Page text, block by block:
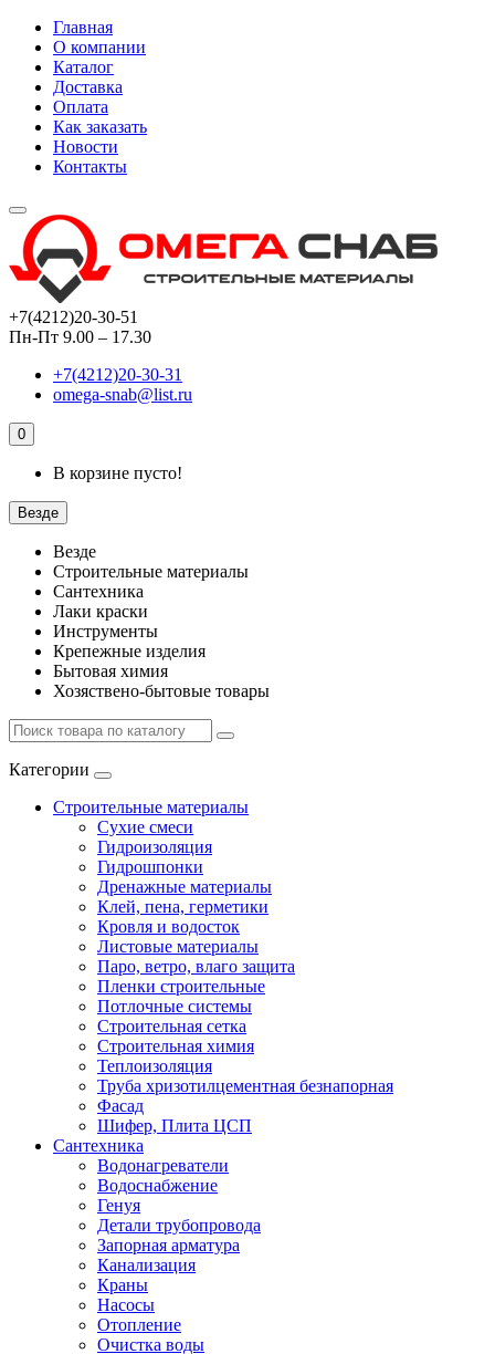
Главная
О компании
Каталог
Доставка
Оплата
Как заказать
Новости
Контакты
+7(4212)20-30-51
Пн-Пт 9.00 – 17.30
+7(4212)20-30-31
omega-snab@list.ru
0
В корзине пусто!
Везде
Везде
Строительные материалы
Сантехника
Лаки краски
Инструменты
Крепежные изделия
Бытовая химия
Хозяствено-бытовые товары
Категории
Строительные материалы
Сухие смеси
Гидроизоляция
Гидрошпонки
Дренажные материалы
Клей, пена, герметики
Кровля и водосток
Листовые материалы
Паро, ветро, влаго защита
Пленки строительные
Потлочные системы
Строительная сетка
Строительная химия
Теплоизоляция
Труба хризотилцементная безнапорная
Фасад
Шифер, Плита ЦСП
Сантехника
Водонагреватели
Водоснабжение
Генуя
Детали трубопровода
Запорная арматура
Канализация
Краны
Насосы
Отопление
Очистка воды